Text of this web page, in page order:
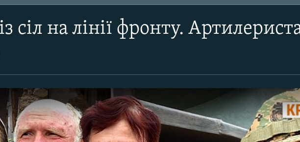
сіл на лінії фронту.